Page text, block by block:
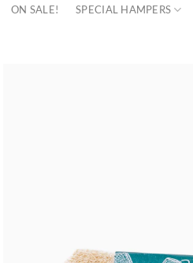
ON SALE! SPECIAL HAMPERS